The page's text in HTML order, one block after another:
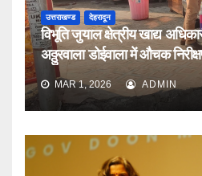
उत्तराखण्ड देहरादून
विभूति जुयाल क्षेत्रीय खाद्य
अठ्ठुरवाला डोईवाला में औचक
MAR 1, 2026 ADMIN